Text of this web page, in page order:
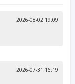
2026-08-02 19:09
2026-07-31 16:19